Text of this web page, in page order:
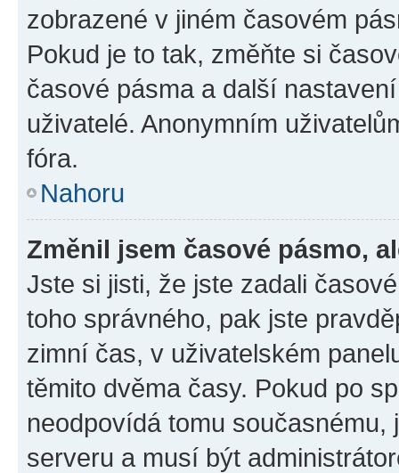
zobrazené v jiném časovém
Pokud je to tak, změňte si
časové pásma a další
uživatelé. Anonymním
fóra.
Nahoru
Změnil jsem časové pásmo,
Jste si jisti, že jste zadali
toho správného, pak jste
zimní čas, v uživatelském
těmito dvěma časy. Pokud po
neodpovídá tomu
serveru a musí být